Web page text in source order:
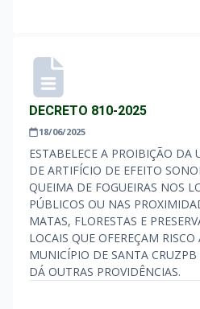
DECRETO 810-2025
18/06/2025
ESTABELECE A PROIBIÇÃO DA
DE ARTIFÍCIO DE EFEITO
QUEIMA DE FOGUEIRAS NOS
PÚBLICOS OU NAS
MATAS, FLORESTAS E
LOCAIS QUE OFEREÇAM
MUNICÍPIO DE SANTA
DÁ OUTRAS PROVIDÊNCIAS.